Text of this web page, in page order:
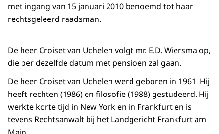
met ingang van 15 januari 2010 benoemd tot haar
rechtsgeleerd raadsman.
De heer Croiset van Uchelen volgt mr. E.D. Wiersma op,
die per dezelfde datum met pensioen zal gaan.
De heer Croiset van Uchelen werd geboren in 1961. Hij
heeft rechten (1986) en filosofie (1988) gestudeerd. Hij
werkte korte tijd in New York en in Frankfurt en is
tevens Rechtsanwalt bij het Landgericht Frankfurt am